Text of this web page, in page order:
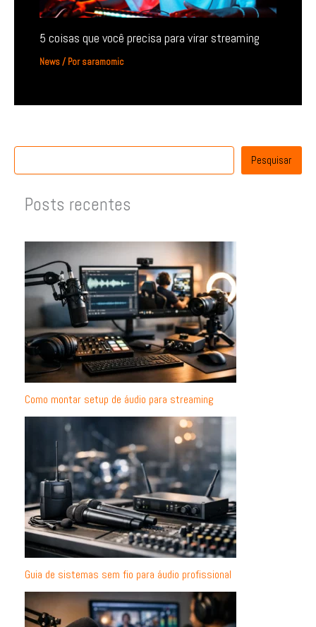
5 coisas que você precisa para virar streaming
News/ Porsaramomic
Pesquisar
Posts recentes
Como montar setup de áudio para streaming
Guia de sistemas sem fio para áudio profissional